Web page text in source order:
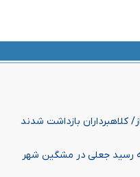
رسید جعلی در مشگین شهر